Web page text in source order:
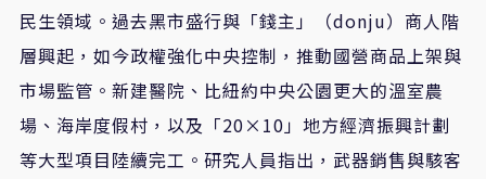
民生領域。過去黑市盛行與「錢主」（donju）商人階
層興起，如今政權強化中央控制，推動國營商品上架與
市場監管。新建醫院、比紐約中央公園更大的溫室農
場、海岸度假村，以及「20×10」地方經濟振興計劃
等大型項目陸續完工。研究人員指出，武器銷售與駭客